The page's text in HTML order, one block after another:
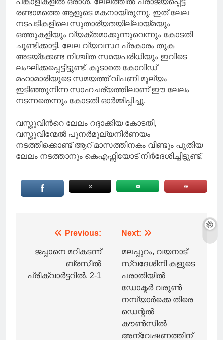
രണ്ടാമത്തെ ആളുടെ മകനായിരുന്നു. ഇത് ലേല
നടപടികളിലെ സുതാര്യതയില്ലായ്മയും
ഒത്തുകളിയും വ്യക്തമാക്കുന്നുവെന്നും കോടതി
ചൂണ്ടിക്കാട്ടി. ലേല വ്യവസ്ഥ പ്രകാരം തുക
അടയ്‌ക്കേണ്ട നിശ്ചിത സമയപരിധിയും ഇവിടെ
ലംഘിക്കപ്പെട്ടിട്ടുണ്ട്. കൂടാതെ കോവിഡ്
മഹാമാരിയുടെ സമയത്ത് വിപണി മൂല്യം
ഇടിഞ്ഞുനിന്ന സാഹചര്യത്തിലാണ് ഈ ലേലം
നടന്നതെന്നും കോടതി ഓർമ്മിപ്പിച്ചു.
വസ്തുവിന്‍റെ ലേലം റദ്ദാക്കിയ കോടതി,
വസ്തുവിന്മേൽ പുനർമൂല്യനിർണയം
നടത്തിക്കൊണ്ട് ആറ് മാസത്തിനകം വീണ്ടും പുതിയ
ലേലം നടത്താനും കെഎഫ്സിയോട് നിർദേശിച്ചിട്ടുണ്ട്.
navigation
Previous:
ജപ്പാനെ മറികടന്ന്
ബ്രസീൽ
പ്രീക്വാർട്ടറിൽ. 2-1
Next:
മലപ്പുറം, വയനാട്
സ്വദേശിനി കളുടെ
പരാതിയിൽ
ഡോക്ടർ വരുൺ
നമ്പ്യാർക്കെ തിരെ
ഡെന്റൽ
കൗൺസിൽ
അന്വേഷണത്തിന്